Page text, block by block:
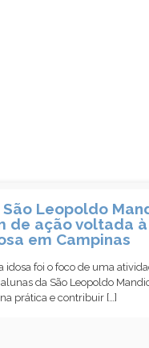
Leopoldo
de ação voltada
em Campinas
idosa foi o foco de uma
da São Leopoldo
prática e contribuir […]